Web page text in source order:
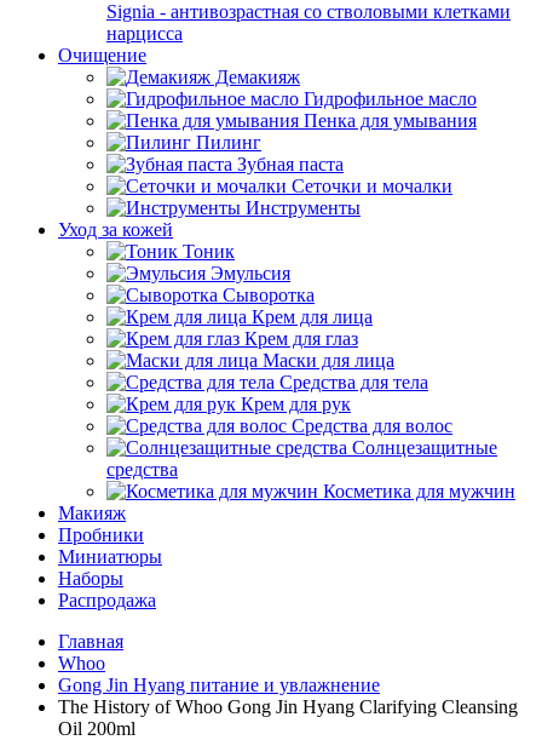
Signia - антивозрастная со стволовыми клетками
нарцисса
Очищение
Демакияж
Гидрофильное масло
Пенка для умывания
Пилинг
Зубная паста
Сеточки и мочалки
Инструменты
Уход за кожей
Тоник
Эмульсия
Сыворотка
Крем для лица
Крем для глаз
Маски для лица
Средства для тела
Крем для рук
Средства для волос
Солнцезащитные
средства
Косметика для мужчин
Макияж
Пробники
Миниатюры
Наборы
Распродажа
Главная
Whoo
Gong Jin Hyang питание и увлажнение
The History of Whoo Gong Jin Hyang Clarifying Cleansing
Oil 200ml